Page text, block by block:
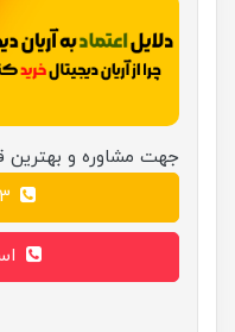
جهت مشاوره و